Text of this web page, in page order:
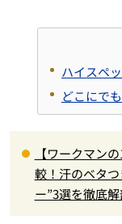
ハイスペ
どこにで
【ワークマン
較！汗のベタ
ー”3選を徹底